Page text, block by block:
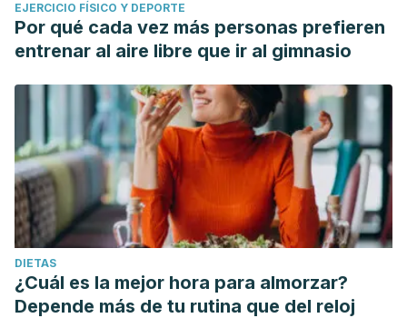
EJERCICIO FÍSICO Y DEPORTE
Por qué cada vez más personas prefieren
entrenar al aire libre que ir al gimnasio
DIETAS
¿Cuál es la mejor hora para almorzar?
Depende más de tu rutina que del reloj